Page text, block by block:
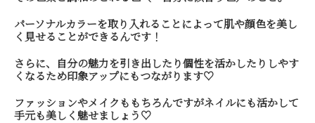
パーソナルカラーを取り入れることによって肌や顔色を美し
く見せることができるんです！
さらに、自分の魅力を引き出したり個性を活かしたりしやす
くなるため印象アップにもつながります♡
ファッションやメイクももちろんですがネイルにも活かして
手元も美しく魅せましょう♡